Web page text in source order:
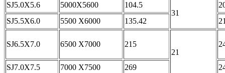
SJ5.0X5.6
5000X5600
104.5
31
SJ5.5X6.0
5500 X6000 135.42
SJ6.5X7.0 6500 X7000
215
21
SJ7.0X7.5 7000 X7500 269